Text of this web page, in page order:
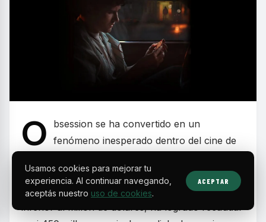
O
bsession se ha convertido en un
fenómeno inesperado dentro del cine de
por su sorprendente éxito comercial y de crítica.
La película, realizada con un presupuesto
inferior al millón de dólares, ha logrado recaudar
Usamos cookies para mejorar tu
experiencia. Al continuar navegando,
aceptás nuestro uso de cookies.
ACEPTAR